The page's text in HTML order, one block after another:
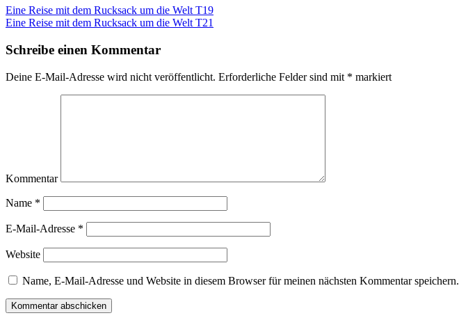
Eine Reise mit dem Rucksack um die Welt T19
Eine Reise mit dem Rucksack um die Welt T21
Schreibe einen Kommentar
Deine E-Mail-Adresse wird nicht veröffentlicht. Erforderliche Felder sind mit * markiert
Kommentar
Name *
E-Mail-Adresse *
Website
Name, E-Mail-Adresse und Website in diesem Browser für meinen nächsten Kommentar speichern.